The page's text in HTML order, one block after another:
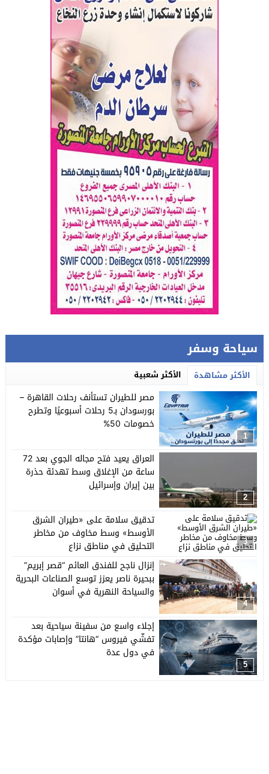
سياحة وسفر
الأكثر مشاهدة الأكثر شعبية
1
مصر للطيران تستأنف رحلات القاهرة –
بورسودان بـ5 رحلات أسبوعيًا وتطرح
خصومات 50%
2
العراق يعيد فتح مجاله الجوي بعد 72
ساعة من الإغلاق وسط تهدئة حذرة
بين إيران وإسرائيل
3
تدقيق سلامة على «طيران الشرق
الأوسط» وسط مخاوف من مخاطر
التحليق في مناطق نزاع
4
إنزال ناجح للفندق العائم “قصر إبريم”
ببحيرة ناصر يعزز توسع الصناعات البحرية
والسياحة النهرية في أسوان
5
إجلاء واسع من سفينة سياحية بعد
تفشّي فيروس “هانتا” وإصابات مؤكدة
في دول عدة